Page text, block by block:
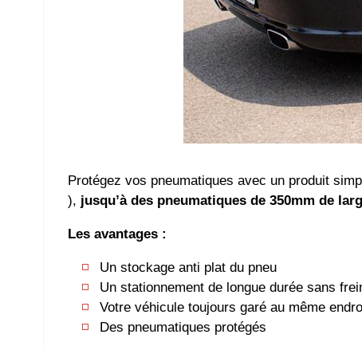
Protégez vos pneumatiques avec un produit
), jusqu’à des pneumatiques de 350mm de
Les avantages :
Un stockage anti plat du pneu
Un stationnement de longue durée sans
Votre véhicule toujours garé au même
Des pneumatiques protégés